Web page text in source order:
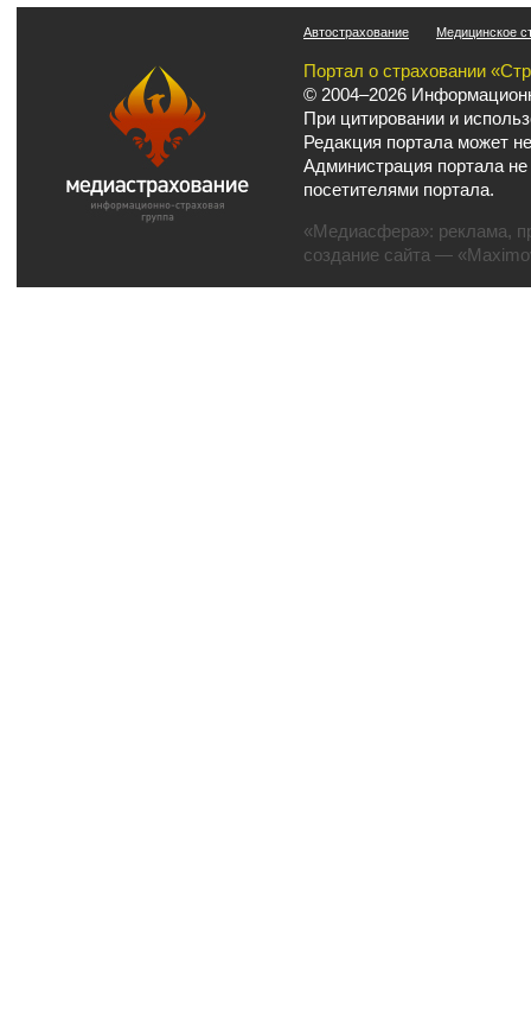
Автострахование Медицинское
Портал о страховании
© 2004–2026
При цитировании и
Редакция портала может
Администрация портала
посетителями портала.
«Медиасфера»: реклама,
создание сайта —